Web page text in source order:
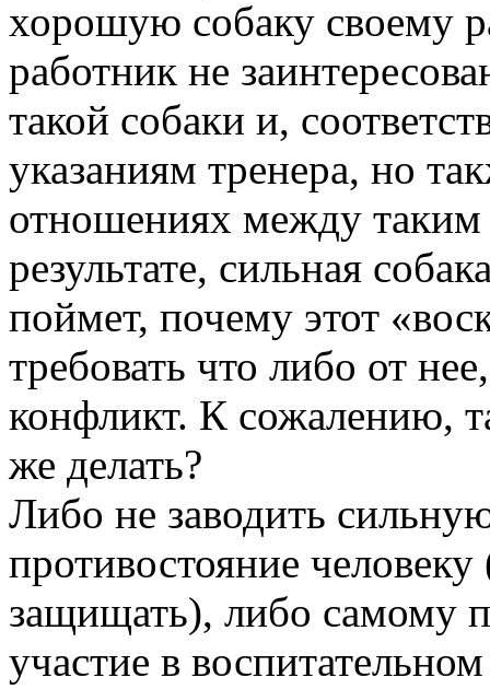
хорошую собаку своему
работник не
такой собаки и,
указаниям тренера, но
отношениях между
результате, сильная
поймет, почему этот
требовать что либо от
конфликт. К сожалению,
же делать?
Либо не заводить
противостояние
защищать), либо самому
участие в